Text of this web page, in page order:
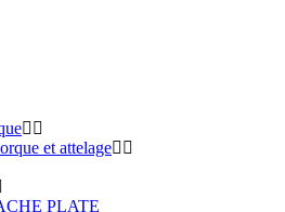
et attelage
PLATE